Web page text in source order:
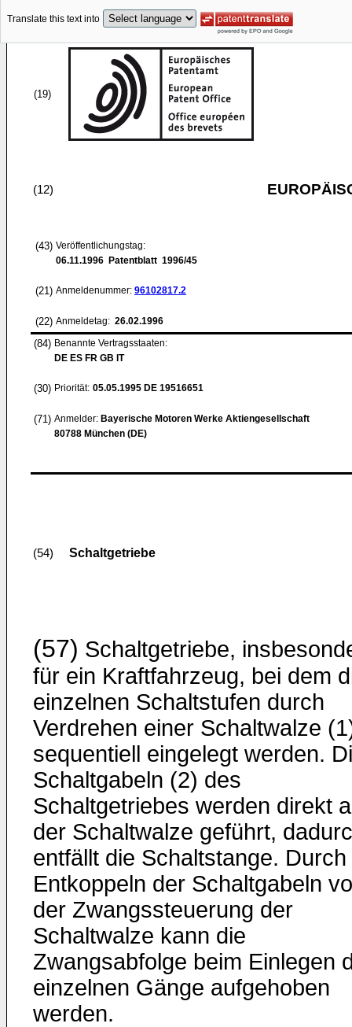
Translate this text into
(19)
(12)
(43) Veröffentlichungstag:
06.11.1996 Patentblatt 1996/45
(21) Anmeldenummer: 96102817.2
(22) Anmeldetag: 26.02.1996
(84) Benannte Vertragsstaaten:
DE ES FR GB IT
(30) Priorität: 05.05.1995 DE 19516651
(71) Anmelder: Bayerische Motoren Werke Aktiengesellschaft
80788 München (DE)
(54) Schaltgetriebe
(57) Schaltgetriebe,
für ein Kraftfahrzeug, bei dem
einzelnen Schaltstufen durch
Verdrehen einer Schaltwalze
sequentiell eingelegt werden.
Schaltgabeln (2) des
Schaltgetriebes werden direkt
der Schaltwalze geführt,
entfällt die Schaltstange. Durch
Entkoppeln der Schaltgabeln
der Zwangssteuerung der
Schaltwalze kann die
Zwangsabfolge beim Einlegen
einzelnen Gänge aufgehoben
werden.